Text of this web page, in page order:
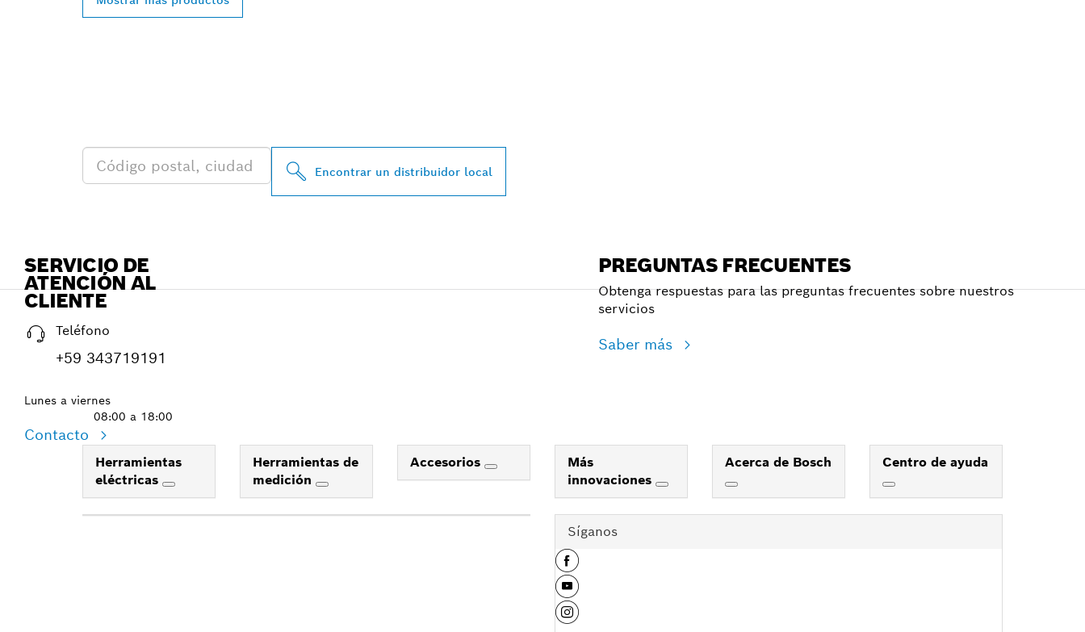
Encontrar un distribuidor local
SERVICIO DE
ATENCIÓN AL
CLIENTE
Teléfono
+59 343719191
Lunes a viernes
08:00 a 18:00
Contacto
PREGUNTAS FRECUENTES
Obtenga respuestas para las preguntas frecuentes sobre nuestros
servicios
Saber más
Herramientas
eléctricas
Herramientas de
medición
Accesorios
Más
innovaciones
Acerca de Bosch Centro de ayuda
Síganos